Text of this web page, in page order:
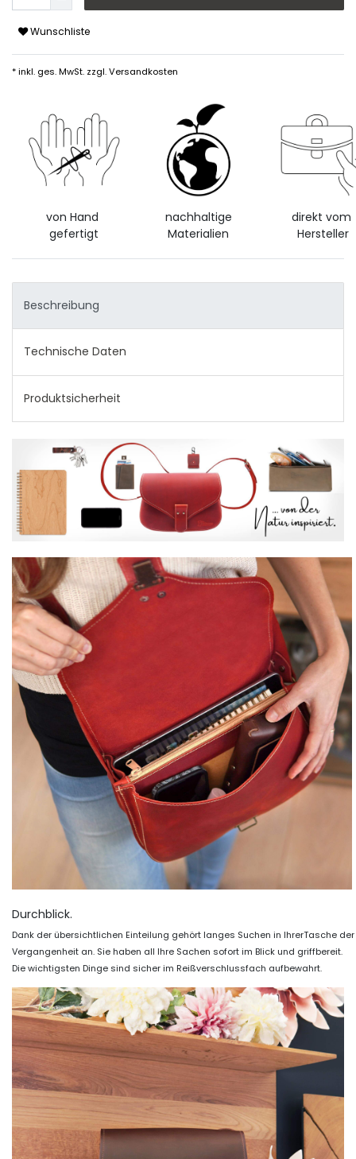
Wunschliste
* inkl. ges. MwSt. zzgl.Versandkosten
von Hand
gefertigt
nachhaltige
Materialien
direkt vom
Hersteller
Beschreibung
Technische Daten
Produktsicherheit
Durchblick.
Dank der übersichtlichen Einteilung gehört langes Suchen in IhrerTasche der
Vergangenheit an. Sie haben all Ihre Sachen sofort im Blick und griffbereit.
Die wichtigsten Dinge sind sicher im Reißverschlussfach aufbewahrt.